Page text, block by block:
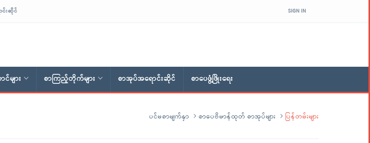
င်းဆိုင် SIGN IN
များ စာကြည့်တိုက်များ စာအုပ်အရောင်းဆိုင် စာပေဖွံ့ဖြိုးရေး
ပင်မစာမျက်နှာ စာပေဗိမာန်ထုတ် စာအုပ်များ ပြန်တမ်းများ